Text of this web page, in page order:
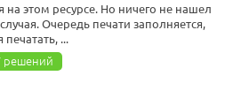
этом ресурсе. Но ничего не нашел
Очередь печати заполняется,
...
решений